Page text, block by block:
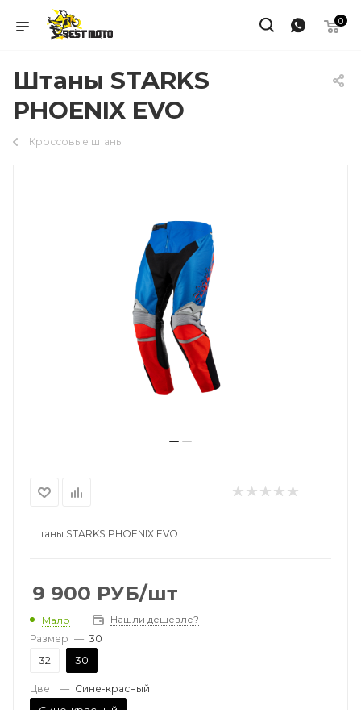
0
Штаны STARKS
PHOENIX EVO
Кроссовые штаны
Штаны STARKS PHOENIX EVO
9 900 РУБ/шт
Мало
Нашли дешевле?
Размер — 30
32 30
Цвет — Сине-красный